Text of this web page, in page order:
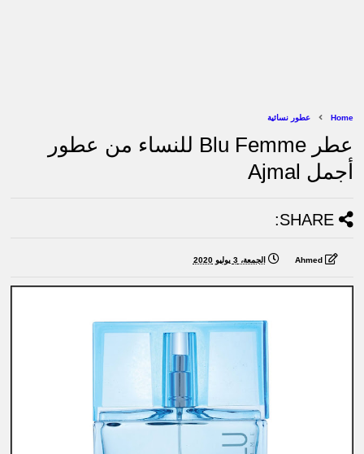
Home عطور نسائية
عطر Blu Femme للنساء من عطور
أجمل Ajmal
SHARE:
Ahmed الجمعة، 3 يوليو 2020